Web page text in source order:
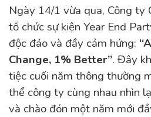
Ngày 14/1 vừa qua, Công ty
tổ chức sự kiện Year End
độc đáo và đầy cảm hứng:
Change, 1% Better”. Đây
tiệc cuối năm thông thường
thể công ty cùng nhau nhìn
và chào đón một năm mới